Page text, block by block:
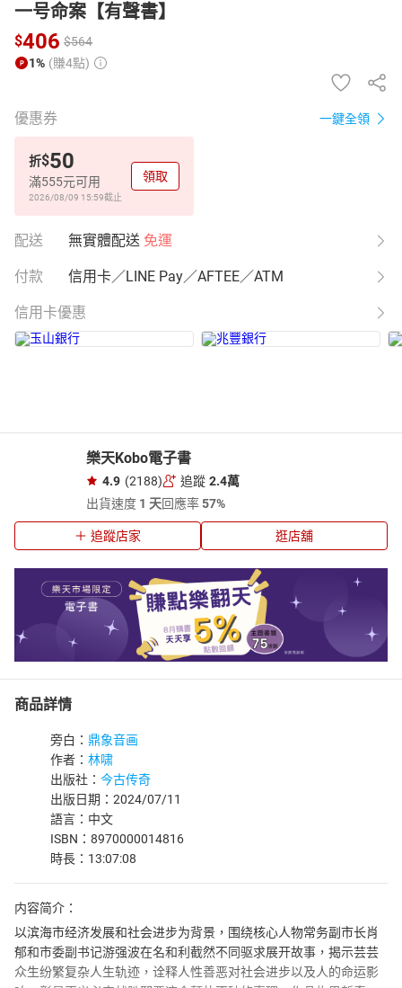
一号命案【有聲書】
$406 $564
1% (賺4點)
優惠券 一鍵全領
折$50
滿555元可用
2026/08/09 15:59截止
領取
配送 無實體配送 免運
付款 信用卡／LINE Pay／AFTEE／ATM
信用卡優惠
樂天Kobo電子書
4.9 (2188) 追蹤 2.4萬
出貨速度 1 天回應率57%
追蹤店家 逛店舖
商品詳情
旁白： 鼎象音画
作者： 林啸
出版社： 今古传奇
出版日期：2024/07/11
語言：中文
ISBN：8970000014816
時長：13:07:08
内容简介：
以滨海市经济发展和社会进步为背景，围绕核心人物常务副市长肖
郁和市委副书记游强波在名和利截然不同驱求展开故事，揭示芸芸
众生纷繁复杂人生轨迹，诠释人性善恶对社会进步以及人的命运影